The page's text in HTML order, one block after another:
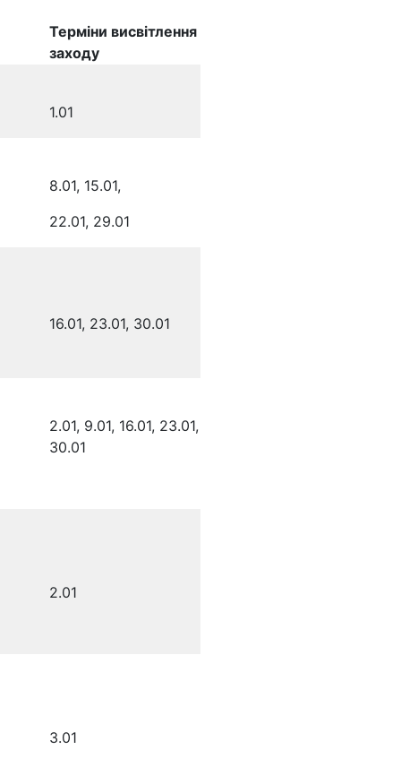
Терміни висвітлення
заходу
1.01
8.01, 15.01,
22.01, 29.01
16.01, 23.01, 30.01
2.01, 9.01, 16.01, 23.01,
30.01
2.01
3.01